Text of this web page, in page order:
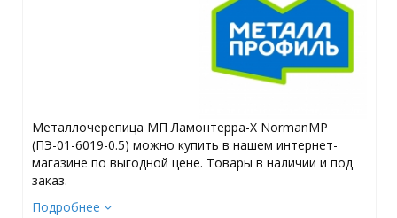
Металлочерепица МП Ламонтерра-X NormanMP
(ПЭ-01-6019-0.5) можно купить в нашем интернет-
магазине по выгодной цене. Товары в наличии и под
заказ.
Подробнее